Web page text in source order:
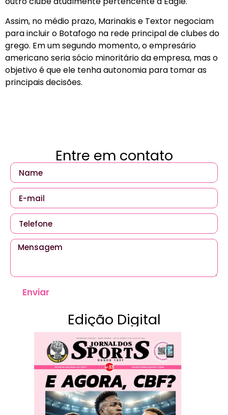
Assim, no médio prazo, Marinakis e Textor negociam
para incluir o Botafogo na rede principal de clubes do
grego. Em um segundo momento, o empresário
americano seria sócio minoritário da empresa, mas o
objetivo é que ele tenha autonomia para tomar as
principais decisões.
Entre em contato
Enviar
Edição Digital